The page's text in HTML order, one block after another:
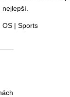
OS | Sports